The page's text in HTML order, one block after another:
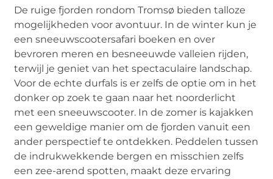
De ruige fjorden rondom Tromsø bieden talloze
mogelijkheden voor avontuur. In de winter kun je
een sneeuwscootersafari boeken en over
bevroren meren en besneeuwde valleien rijden,
terwijl je geniet van het spectaculaire landschap.
Voor de echte durfals is er zelfs de optie om in het
donker op zoek te gaan naar het noorderlicht
met een sneeuwscooter. In de zomer is kajakken
een geweldige manier om de fjorden vanuit een
ander perspectief te ontdekken. Peddelen tussen
de indrukwekkende bergen en misschien zelfs
een zee-arend spotten, maakt deze ervaring